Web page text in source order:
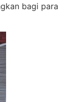
bagi para